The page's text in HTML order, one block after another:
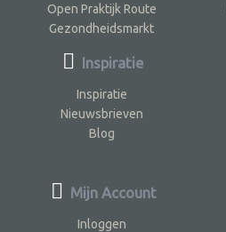
Open Praktijk Route
Gezondheidsmarkt
Inspiratie
Inspiratie
Nieuwsbrieven
Blog
Mijn Account
Inloggen